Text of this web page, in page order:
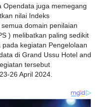
Opendata juga memegang
nilai Indeks
domain penilaian
) melibatkan paling sedikit
kegiatan Pengelolaan
di Grand Ussu Hotel and
tersebut
26 April 2024.